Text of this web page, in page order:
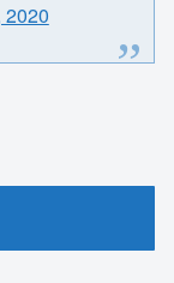
2020